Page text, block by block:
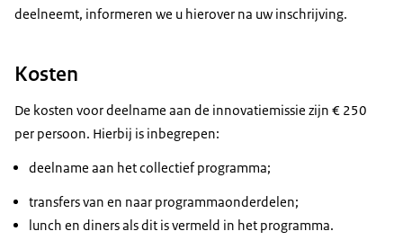
deelneemt, informeren we u hierover na uw inschrijving.
Kosten
De kosten voor deelname aan de innovatiemissie zijn € 250
per persoon. Hierbij is inbegrepen:
deelname aan het collectief programma;
transfers van en naar programmaonderdelen;
lunch en diners als dit is vermeld in het programma.